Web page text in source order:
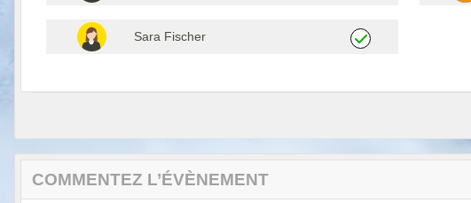
Sara Fischer
COMMENTEZ L’ÉVÈNEMENT